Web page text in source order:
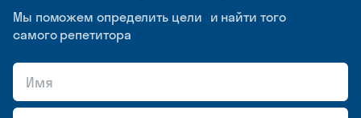
Мы поможем определить цели и найти того
самого репетитора